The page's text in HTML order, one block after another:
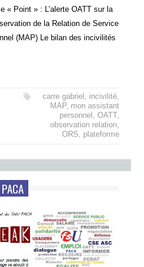
« Point » : L’alerte OATT sur la
de la Relation de Service
(MAP) Le bilan des incivilités
carre gabriel , incivilité,
MAP, mon assistant
personnel , OATT,
observation relation,
ORS, plateforme